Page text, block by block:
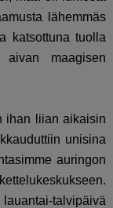
lähemmäs
katsottuna tuolla
maagisen
ihan liian aikaisin
unisina
auringon
talvipäivä